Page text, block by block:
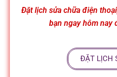
h
Đặt lịch sửa chữa điện
bạn ngay hôm nay
ĐẶT LỊCH